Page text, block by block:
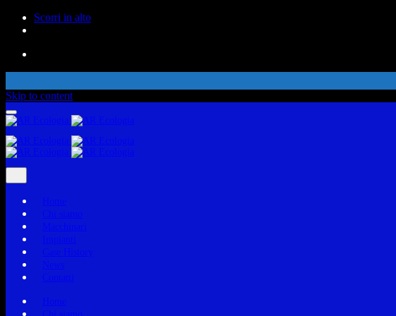
Scorri in alto
Skip to content
Home
Chi siamo
Macchinari
Impianti
Case History
News
Contatti
Home